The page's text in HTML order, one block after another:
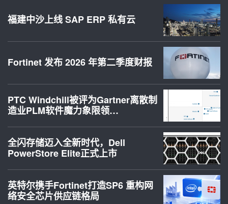
福建中沙上线 SAP ERP 私有云
Fortinet 发布 2026 年第二季度财报
PTC Windchill被评为Gartner离散制
造业PLM软件魔力象限领…
全闪存储迈入全新时代，Dell
PowerStore Elite正式上市
英特尔携手Fortinet打造SP6 重构网
络安全芯片供应链格局